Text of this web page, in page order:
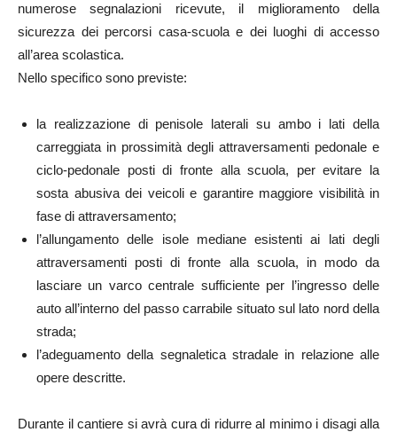
numerose segnalazioni ricevute, il miglioramento della
sicurezza dei percorsi casa-scuola e dei luoghi di accesso
all’area scolastica.
Nello specifico sono previste:
la realizzazione di penisole laterali su ambo i lati della
carreggiata in prossimità degli attraversamenti pedonale e
ciclo-pedonale posti di fronte alla scuola, per evitare la
sosta abusiva dei veicoli e garantire maggiore visibilità in
fase di attraversamento;
l’allungamento delle isole mediane esistenti ai lati degli
attraversamenti posti di fronte alla scuola, in modo da
lasciare un varco centrale sufficiente per l’ingresso delle
auto all’interno del passo carrabile situato sul lato nord della
strada;
l’adeguamento della segnaletica stradale in relazione alle
opere descritte.
Durante il cantiere si avrà cura di ridurre al minimo i disagi alla